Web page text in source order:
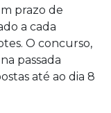
prazo de
a cada
O concurso,
passada
até ao dia 8